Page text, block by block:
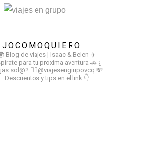
Blog de viajes | Isaac & Belen ✈️
para tu proxima aventura 🚗 ¿
sol@? 👉🏻@viajesengrupovcq 💸
Descuentos y tips en el link 👇